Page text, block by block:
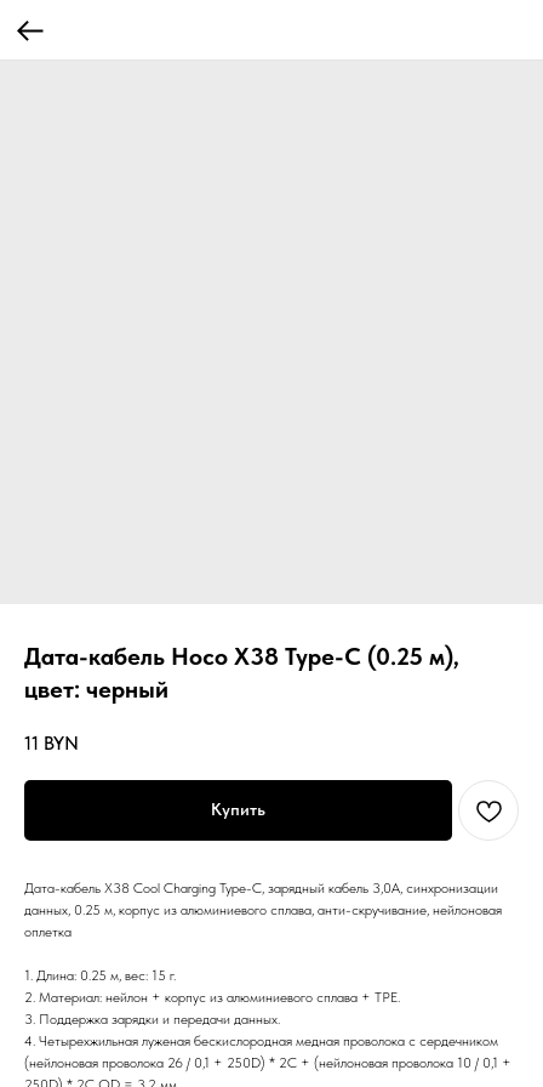
Дата-кабель Hoco X38 Type-C (0.25 м),
цвет: черный
11 BYN
Купить
Дата-кабель X38 Cool Charging Type-C, зарядный кабель 3,0A, синхронизации
данных, 0.25 м, корпус из алюминиевого сплава, анти-скручивание, нейлоновая
оплетка
1. Длина: 0.25 м, вес: 15 г.
2. Материал: нейлон + корпус из алюминиевого сплава + TPE.
3. Поддержка зарядки и передачи данных.
4. Четырехжильная луженая бескислородная медная проволока с сердечником
(нейлоновая проволока 26 / 0,1 + 250D) * 2C + (нейлоновая проволока 10 / 0,1 +